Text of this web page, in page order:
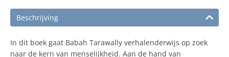
Beschrijving
In dit boek gaat Babah Tarawally verhalenderwijs op zoek
naar de kern van menselijkheid. Aan de hand van